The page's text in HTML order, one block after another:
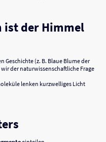
ist der Himmel
(z. B. Blaue Blume der
der naturwissenschaftliche Frage
lenken kurzwelliges Licht